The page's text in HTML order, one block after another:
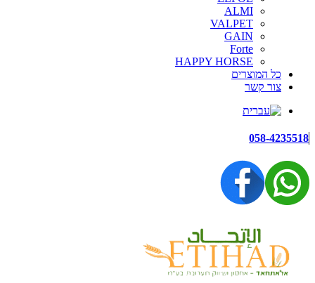
ALMI
VALPET
GAIN
Forte
HAPPY HORSE
כל המוצרים
צור קשר
058-4235518